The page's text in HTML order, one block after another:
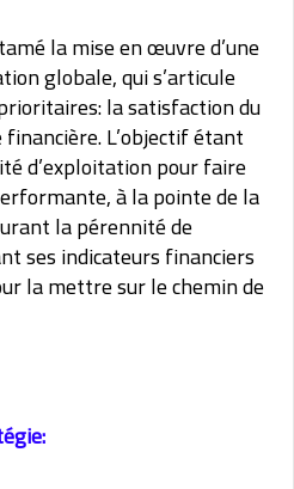
la mise en œuvre d’une
globale, qui s’articule
la satisfaction du
L’objectif étant
d’exploitation pour faire
à la pointe de la
la pérennité de
ses indicateurs financiers
la mettre sur le chemin de